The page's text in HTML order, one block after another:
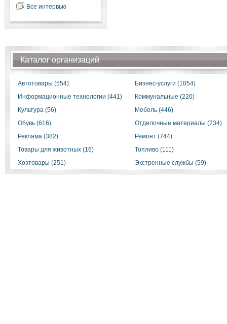
Все интервью
Каталог организаций
Автотовары (554)
Бизнес-услуги (1054)
Информационные технологии (441)
Коммунальные (220)
Культура (56)
Мебель (446)
Обувь (616)
Отделочные материалы (734)
Реклама (382)
Ремонт (744)
Товары для животных (16)
Топливо (111)
Хозтовары (251)
Экстренные службы (59)